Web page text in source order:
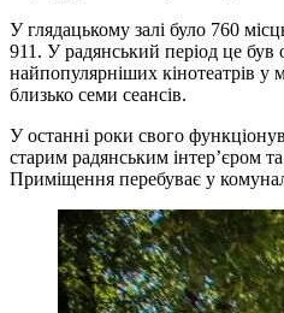
У глядацькому залі було 760
911. У радянський період це був
найпопулярніших кінотеатрів у
близько семи сеансів.
У останні роки свого
старим радянським інтер’єром
Приміщення перебуває у